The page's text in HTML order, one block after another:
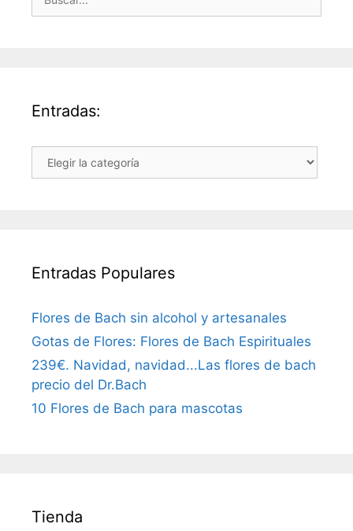
Entradas:
Entradas:
Entradas Populares
Flores de Bach sin alcohol y artesanales
Gotas de Flores: Flores de Bach Espirituales
239€. Navidad, navidad...Las flores de bach
precio del Dr.Bach
10 Flores de Bach para mascotas
Tienda